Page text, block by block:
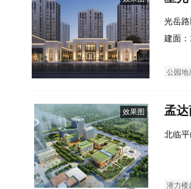
光岳
叉口
建面
公园地
效果图 孟
北临
潜力楼